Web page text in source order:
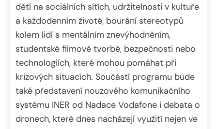
dětí na sociálních sítích, udržitelnosti v kultuře
a každodenním životě, bourání stereotypů
kolem lidí s mentálním znevýhodněním,
studentské filmové tvorbě, bezpečnosti nebo
technologiích, které mohou pomáhat při
krizových situacích. Součástí programu bude
také představení nouzového komunikačního
systému INER od Nadace Vodafone i debata o
dronech, které dnes nacházejí využití nejen ve